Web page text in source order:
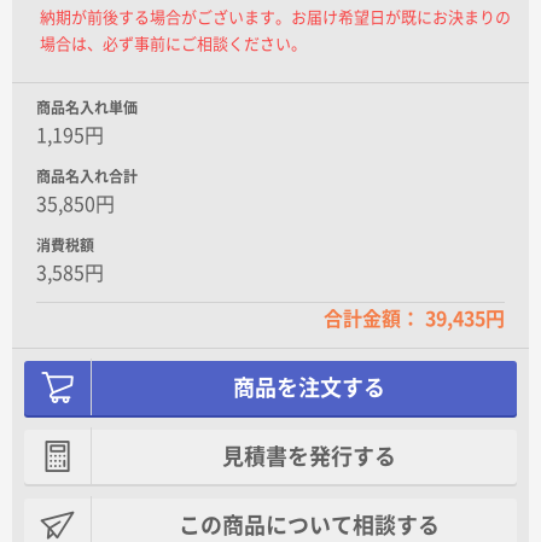
納期が前後する場合がございます。お届け希望日が既にお決まりの
場合は、必ず事前にご相談ください。
商品名入れ単価
1,195円
商品名入れ合計
35,850円
消費税額
3,585円
合計金額： 39,435円
商品を注文する
見積書を発行する
この商品について相談する